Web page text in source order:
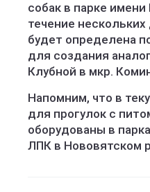
собак в парке имени
течение
будет определена
для создания
Клубной в мкр.
Напомним, что в
для прогулок с
оборудованы в
ЛПК в Нововятском